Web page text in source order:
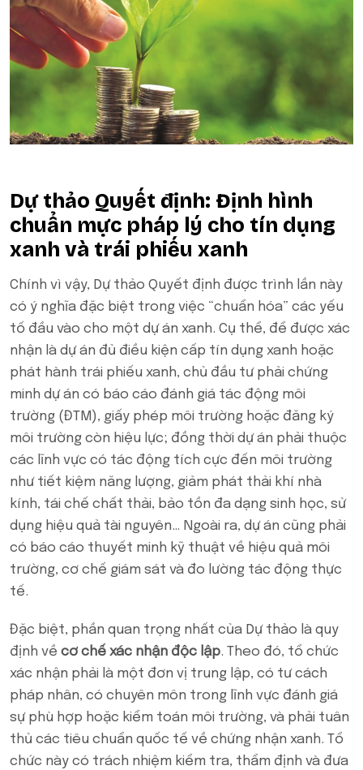
Dự thảo Quyết định: Định hình
chuẩn mực pháp lý cho tín dụng
xanh và trái phiếu xanh
Chính vì vậy, Dự thảo Quyết định được trình lần này
có ý nghĩa đặc biệt trong việc “chuẩn hóa” các yếu
tố đầu vào cho một dự án xanh. Cụ thể, để được xác
nhận là dự án đủ điều kiện cấp tín dụng xanh hoặc
phát hành trái phiếu xanh, chủ đầu tư phải chứng
minh dự án có báo cáo đánh giá tác động môi
trường (ĐTM), giấy phép môi trường hoặc đăng ký
môi trường còn hiệu lực; đồng thời dự án phải thuộc
các lĩnh vực có tác động tích cực đến môi trường
như tiết kiệm năng lượng, giảm phát thải khí nhà
kính, tái chế chất thải, bảo tồn đa dạng sinh học, sử
dụng hiệu quả tài nguyên… Ngoài ra, dự án cũng phải
có báo cáo thuyết minh kỹ thuật về hiệu quả môi
trường, cơ chế giám sát và đo lường tác động thực
tế.
Đặc biệt, phần quan trọng nhất của Dự thảo là quy
định về cơ chế xác nhận độc lập. Theo đó, tổ chức
xác nhận phải là một đơn vị trung lập, có tư cách
pháp nhân, có chuyên môn trong lĩnh vực đánh giá
sự phù hợp hoặc kiểm toán môi trường, và phải tuân
thủ các tiêu chuẩn quốc tế về chứng nhận xanh. Tổ
chức này có trách nhiệm kiểm tra, thẩm định và đưa